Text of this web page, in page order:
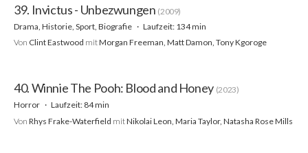
39. Invictus - Unbezwungen (2009)
Drama, Historie, Sport, Biografie
Laufzeit: 134 min
Von Clint Eastwood mitMorgan Freeman, Matt Damon, Tony Kgoroge
40. Winnie The Pooh: Blood and Honey (2023)
Horror
Laufzeit: 84 min
Von Rhys Frake-Waterfield mitNikolai Leon, Maria Taylor, Natasha Rose Mills